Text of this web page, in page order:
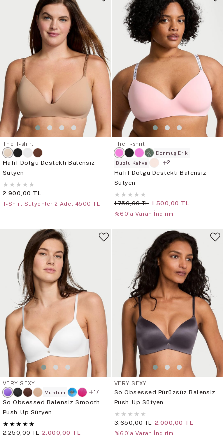
The T-shirt
Hafif Dolgu Destekli Balensiz
Sütyen
★ ★ ★ ★ ★
2.900,00 TL
T-Shirt Sütyenler 2 Adet 4500 TL
The T-shirt
Donmuş Erik
Buzlu Kahve
2
Hafif Dolgu Destekli Balensiz
Sütyen
★ ★ ★ ★ ★
1.750,00 TL 1.500,00 TL
%60'a Varan İndirim
VERY SEXY
Mürdüm
17
So Obsessed Balensiz Smooth
Push-Up Sütyen
★ ★ ★ ★ ★
2.250,00 TL 2.000,00 TL
VERY SEXY
So Obsessed Pürüzsüz Balensiz
Push-Up Sütyen
★ ★ ★ ★ ★
3.650,00 TL 2.000,00 TL
%60'a Varan İndirim